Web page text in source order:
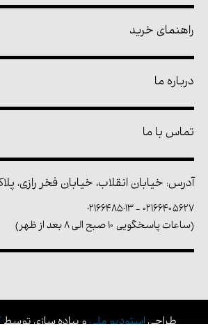
راهنمای خرید
درباره ما
تماس با ما
آدرس: خیابان انقلاب، خیابان فخر رازی،
۰۲۱۶۶۴۰۵۶۲۷-
02166485013
(ساعات پاسخگویی ۱۰ صبح الی ۸ بعد از ظهر)
طراحیاستودیو ملیو پیاده سازی توسط